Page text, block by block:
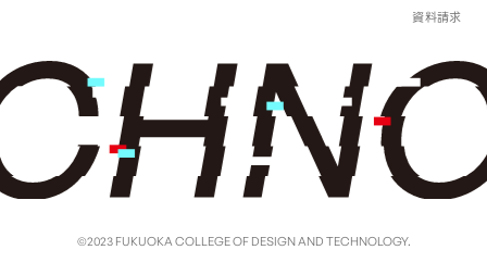
資料請求
©2023 FUKUOKA COLLEGE OF DESIGN AND TECHNOLOGY.